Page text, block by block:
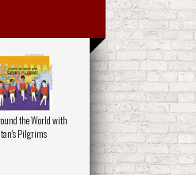
the World with
Pilgrims